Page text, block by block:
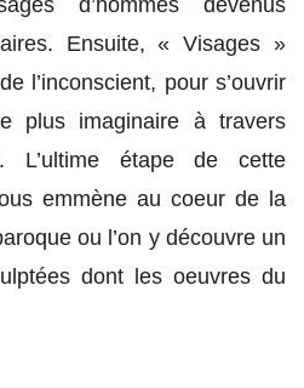
d’hommes devenus
Ensuite, « Visages »
l’inconscient, pour s’ouvrir
plus imaginaire à travers
L’ultime étape de cette
emmène au coeur de la
ou l’on y découvre un
dont les oeuvres du